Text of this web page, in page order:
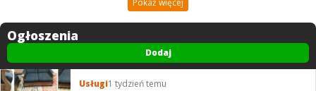
Pokaż więcej
Ogłoszenia
Dodaj
Usługi1 tydzień temu